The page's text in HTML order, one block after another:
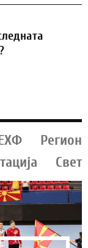
Регион
Свет